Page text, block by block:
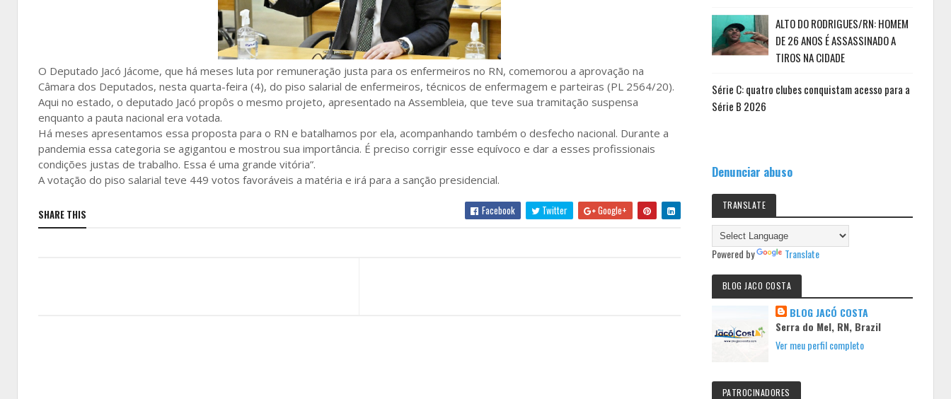
O Deputado Jacó Jácome, que há meses luta por remuneração justa para os enfermeiros no RN, comemorou a aprovação na
Câmara dos Deputados, nesta quarta-feira (4), do piso salarial de enfermeiros, técnicos de enfermagem e parteiras (PL 2564/20).
Aqui no estado, o deputado Jacó propôs o mesmo projeto, apresentado na Assembleia, que teve sua tramitação suspensa
enquanto a pauta nacional era votada.
Há meses apresentamos essa proposta para o RN e batalhamos por ela, acompanhando também o desfecho nacional. Durante a
pandemia essa categoria se agigantou e mostrou sua importância. É preciso corrigir esse equívoco e dar a esses profissionais
condições justas de trabalho. Essa é uma grande vitória”.
A votação do piso salarial teve 449 votos favoráveis a matéria e irá para a sanção presidencial.
SHARE THIS Facebook Twitter Google+
ALTO DO RODRIGUES/RN: HOMEM
DE 26 ANOS É ASSASSINADO A
TIROS NA CIDADE
Série C: quatro clubes conquistam acesso para a
Série B 2026
Denunciar abuso
TRANSLATE
Powered by Translate
BLOG JACO COSTA
BLOG JACÓ COSTA
Serra do Mel, RN, Brazil
Ver meu perfil completo
PATROCINADORES